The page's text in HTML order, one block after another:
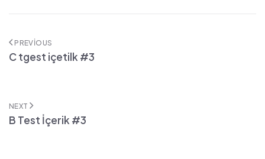
PREVIOUS
C tgest içetilk #3
NEXT
B Test İçerik #3